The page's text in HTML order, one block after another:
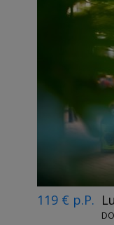
119 € p.P.